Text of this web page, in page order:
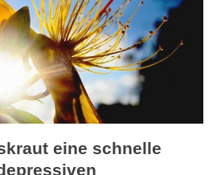
eine schnelle